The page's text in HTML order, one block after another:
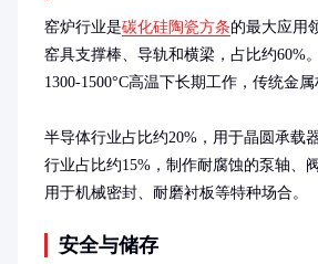
窑炉行业是碳化硅陶瓷方条的最大应用
窑具支撑棒、导轨和横梁，占比约60%
1300-1500°C高温下长期工作，传统金属
半导体行业占比约20%，用于晶圆承载
行业占比约15%，制作耐腐蚀的泵轴、
用于机械密封、耐磨衬板等特种场合。
安全与储存